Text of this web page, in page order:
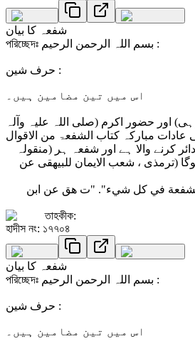
شفعہ کا بیان
পরিচ্ছেদঃ بسم اللہ الرحمن الرحیم :
حرف شین :
اس میں تین مضامین ہیں۔
اور حضور اکرم (صلی اللہ علیہ وآلہ
دائر کرنے والا ہے اور شفعہ ہر (منقولہ
(ترمذی ، شعب الایمان للبیھقی عن
والشفعة في كل شيء". "ت هق عن ابن
তাহকীক:
হাদীস নং: ১৭৭০৪
شفعہ کا بیان
পরিচ্ছেদঃ بسم اللہ الرحمن الرحیم :
حرف شین :
اس میں تین مضامین ہیں۔